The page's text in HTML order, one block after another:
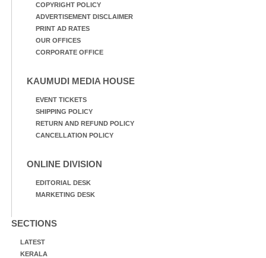
COPYRIGHT POLICY
ADVERTISEMENT DISCLAIMER
PRINT AD RATES
OUR OFFICES
CORPORATE OFFICE
KAUMUDI MEDIA HOUSE
EVENT TICKETS
SHIPPING POLICY
RETURN AND REFUND POLICY
CANCELLATION POLICY
ONLINE DIVISION
EDITORIAL DESK
MARKETING DESK
SECTIONS
LATEST
KERALA